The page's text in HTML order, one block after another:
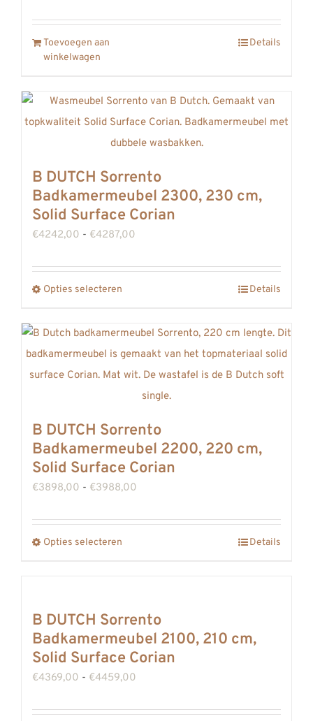
Toevoegen aan
winkelwagen
Details
B DUTCH Sorrento
Badkamermeubel 2300, 230 cm,
Solid Surface Corian
€4242,00 - €4287,00
tot
Opties selecteren
heeft
meerdere
variaties.
Deze
kan
gekozen
worden
de
Details
B DUTCH Sorrento
Badkamermeubel 2200, 220 cm,
Solid Surface Corian
€3898,00 - €3988,00
tot
Opties selecteren
variaties.
Deze
optie
gekozen
Details
B DUTCH Sorrento
Badkamermeubel 2100, 210 cm,
Solid Surface Corian
€4369,00 - €4459,00